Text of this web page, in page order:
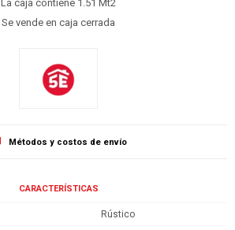
La caja contiene 1.51 Mt2
Se vende en caja cerrada
Métodos y costos de envío
CARACTERÍSTICAS
Rústico